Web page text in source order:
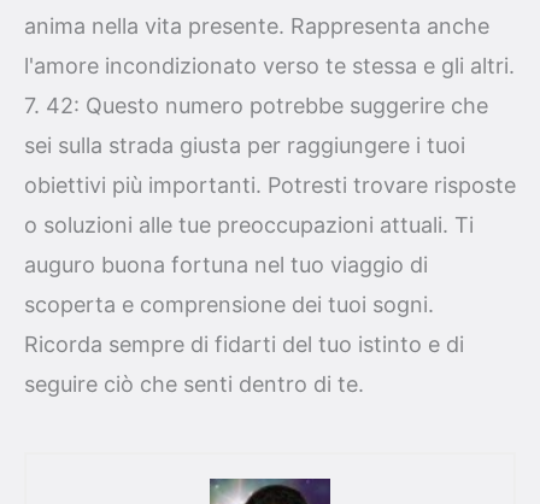
anima nella vita presente. Rappresenta anche
l'amore incondizionato verso te stessa e gli altri.
7. 42: Questo numero potrebbe suggerire che
sei sulla strada giusta per raggiungere i tuoi
obiettivi più importanti. Potresti trovare risposte
o soluzioni alle tue preoccupazioni attuali. Ti
auguro buona fortuna nel tuo viaggio di
scoperta e comprensione dei tuoi sogni.
Ricorda sempre di fidarti del tuo istinto e di
seguire ciò che senti dentro di te.